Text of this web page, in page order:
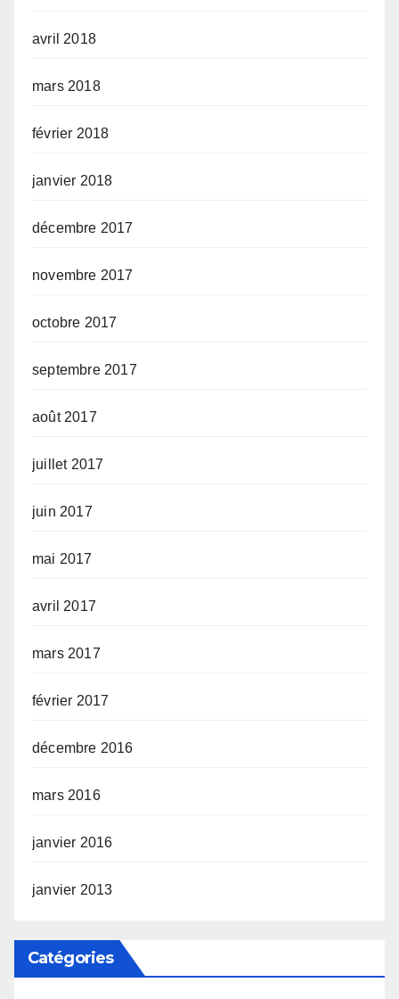
avril 2018
mars 2018
février 2018
janvier 2018
décembre 2017
novembre 2017
octobre 2017
septembre 2017
août 2017
juillet 2017
juin 2017
mai 2017
avril 2017
mars 2017
février 2017
décembre 2016
mars 2016
janvier 2016
janvier 2013
Catégories